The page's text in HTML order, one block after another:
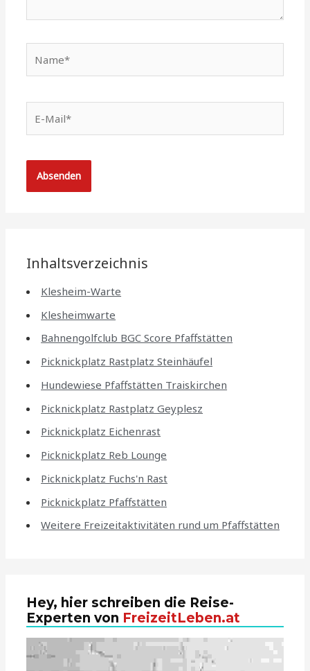
Mail*
Inhaltsverzeichnis
Klesheim-Warte
Klesheimwarte
Bahnengolfclub BGC Score Pfaffstätten
Picknickplatz Rastplatz Steinhäufel
Hundewiese Pfaffstätten Traiskirchen
Picknickplatz Rastplatz Geyplesz
Picknickplatz Eichenrast
Picknickplatz Reb Lounge
Picknickplatz Fuchs'n Rast
Picknickplatz Pfaffstätten
Weitere Freizeitaktivitäten rund um Pfaffstätten
Hey, hier schreiben die Reise-
Experten von FreizeitLeben.at